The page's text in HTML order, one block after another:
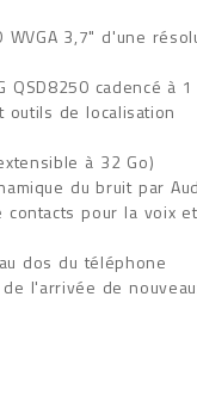
WVGA 3,7" d'une
cadencé à 1
outils de localisation
à 32 Go)
du bruit par
pour la voix
dos du téléphone
l'arrivée de